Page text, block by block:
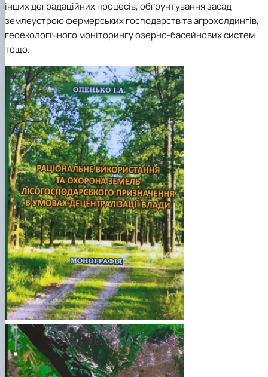
інших деградаційних процесів, обґрунтування засад
землеустрою фермерських господарств та агрохолдингів,
геоекологічного моніторингу озерно-басейнових систем
тощо.